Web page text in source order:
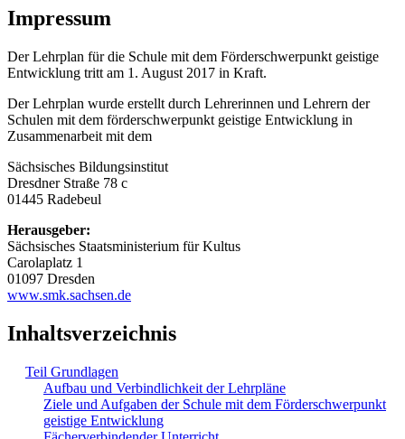
Impressum
Der Lehrplan für die Schule mit dem Förderschwerpunkt geistige
Entwicklung tritt am 1. August 2017 in Kraft.
Der Lehrplan wurde erstellt durch Lehrerinnen und Lehrern der
Schulen mit dem förderschwerpunkt geistige Entwicklung in
Zusammenarbeit mit dem
Sächsisches Bildungsinstitut
Dresdner Straße 78 c
01445 Radebeul
Herausgeber:
Sächsisches Staatsministerium für Kultus
Carolaplatz 1
01097 Dresden
www.smk.sachsen.de
Inhaltsverzeichnis
Teil Grundlagen
Aufbau und Verbindlichkeit der Lehrpläne
Ziele und Aufgaben der Schule mit dem Förderschwerpunkt
geistige Entwicklung